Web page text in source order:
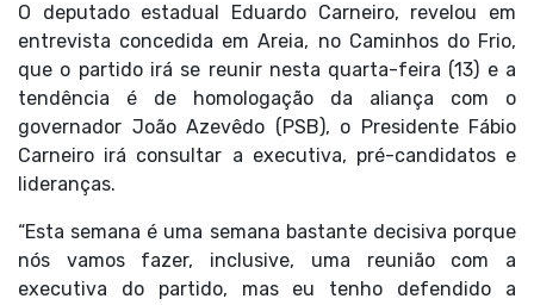
O deputado estadual Eduardo Carneiro, revelou em
entrevista concedida em Areia, no Caminhos do Frio,
que o partido irá se reunir nesta quarta-feira (13) e a
tendência é de homologação da aliança com o
governador João Azevêdo (PSB), o Presidente Fábio
Carneiro irá consultar a executiva, pré-candidatos e
lideranças.
“Esta semana é uma semana bastante decisiva porque
nós vamos fazer, inclusive, uma reunião com a
executiva do partido, mas eu tenho defendido a